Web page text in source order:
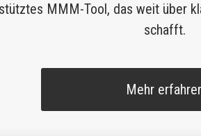
MMM-Tool, das weit über
schafft.
Mehr